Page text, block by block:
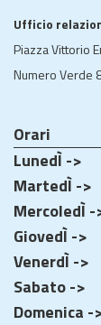
Ufficio
Piazza Vittorio
Numero Verde
Orari
LunedÌ ->
MartedÌ ->
MercoledÌ -
GiovedÌ ->
VenerdÌ ->
Sabato ->
Domenica -